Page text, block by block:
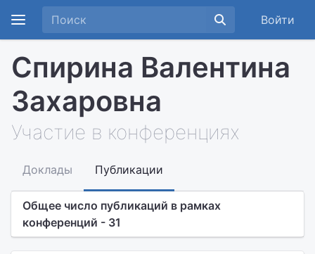
Войти
Спирина Валентина
Захаровна
Участие в конференциях
Доклады Публикации
Общее число публикаций в рамках
конференций - 31